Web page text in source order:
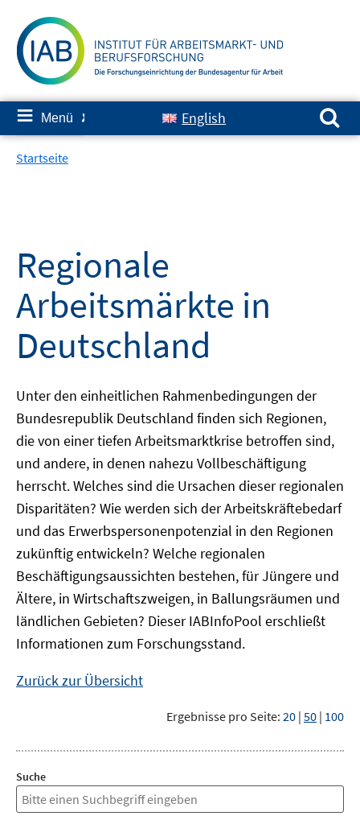
zum
Inhalt
≡ Menü ✘ English
Suchen nach:
Startseite
Regionale
Arbeitsmärkte in
Deutschland
Unter den einheitlichen Rahmenbedingungen der
Bundesrepublik Deutschland finden sich Regionen,
die von einer tiefen Arbeitsmarktkrise betroffen sind,
und andere, in denen nahezu Vollbeschäftigung
herrscht. Welches sind die Ursachen dieser regionalen
Disparitäten? Wie werden sich der Arbeitskräftebedarf
und das Erwerbspersonenpotenzial in den Regionen
zukünftig entwickeln? Welche regionalen
Beschäftigungsaussichten bestehen, für Jüngere und
Ältere, in Wirtschaftszweigen, in Ballungsräumen und
ländlichen Gebieten? DieserIABInfoPool erschließt
Informationen zum Forschungsstand.
Zurück zur Übersicht
Ergebnisse pro Seite: 20 | 50 | 100
Suche